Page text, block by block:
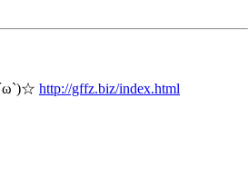
http://gffz.biz/index.html